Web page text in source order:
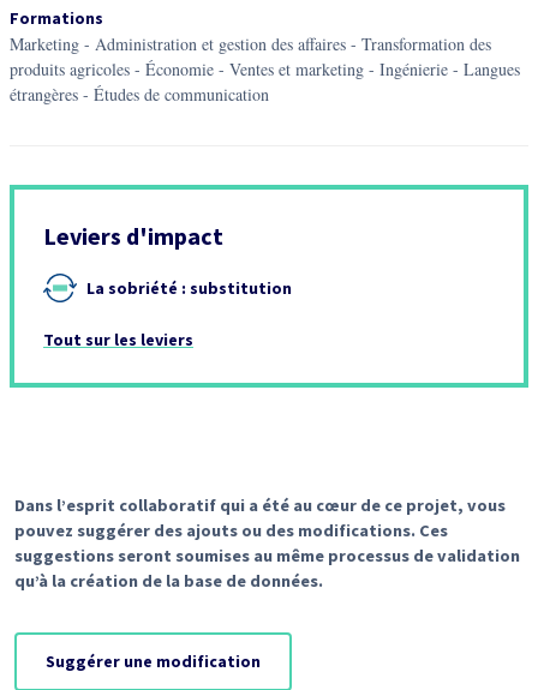
Formations
Marketing - Administration et gestion des affaires - Transformation des
produits agricoles - Économie - Ventes et marketing - Ingénierie - Langues
étrangères - Études de communication
Leviers d'impact
La sobriété : substitution
Tout sur les leviers
Dans l’esprit collaboratif qui a été au cœur de ce projet, vous
pouvez suggérer des ajouts ou des modifications. Ces
suggestions seront soumises au même processus de validation
qu’à la création de la base de données.
Suggérer une modification